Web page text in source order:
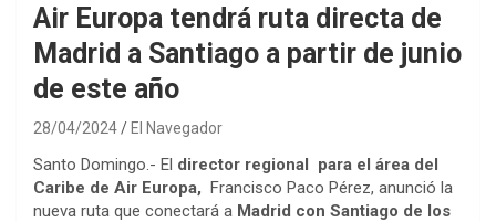
Air Europa tendrá ruta directa de
Madrid a Santiago a partir de junio
de este año
28/04/2024 El Navegador
Santo Domingo.- El director regional para el área del
Caribe de Air Europa, Francisco Paco Pérez, anunció la
nueva ruta que conectará a Madrid con Santiago de los